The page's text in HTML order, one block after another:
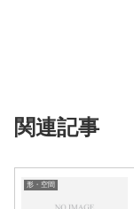
関連記事
形・空間